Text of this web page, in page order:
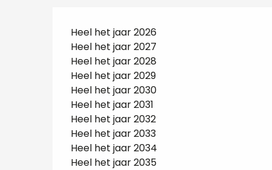
Heel het jaar 2026
Heel het jaar 2027
Heel het jaar 2028
Heel het jaar 2029
Heel het jaar 2030
Heel het jaar 2031
Heel het jaar 2032
Heel het jaar 2033
Heel het jaar 2034
Heel het jaar 2035